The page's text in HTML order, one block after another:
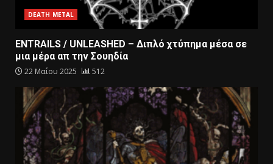
DEATH METAL
ENTRAILS / UNLEASHED – Διπλό χτύπημα μέσα σε
μια μέρα απ την Σουηδία
22 Μαΐου 2025 512